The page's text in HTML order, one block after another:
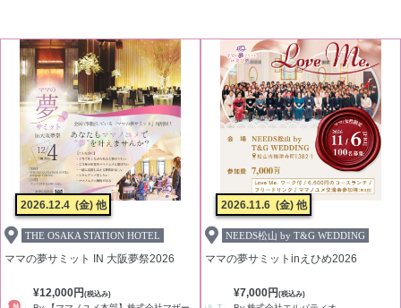
2026.12.4 (金) 他
THE OSAKA STATION HOTEL
ママの夢サミット IN 大阪夢祭2026
¥12,000円 (税込み)
2026.11.6 (金) 他
NEEDS松山 by T&G WEDDING
ママの夢サミットinえひめ2026
¥7,000円 (税込み)